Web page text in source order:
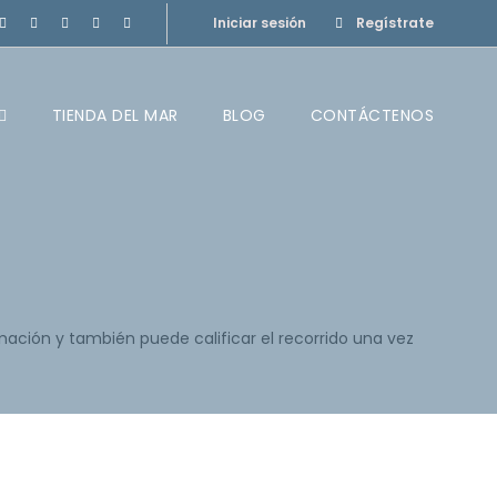
Iniciar sesión Regístrate
TIENDA DEL MAR BLOG CONTÁCTENOS
y también puede calificar el recorrido una vez